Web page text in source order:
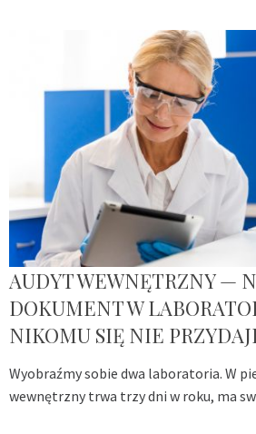
AUDYT WEWNĘTRZNY —
DOKUMENT W
NIKOMU SIĘ NIE
Wyobraźmy sobie dwa laboratoria. W
wewnętrzny trwa trzy dni w roku, ma